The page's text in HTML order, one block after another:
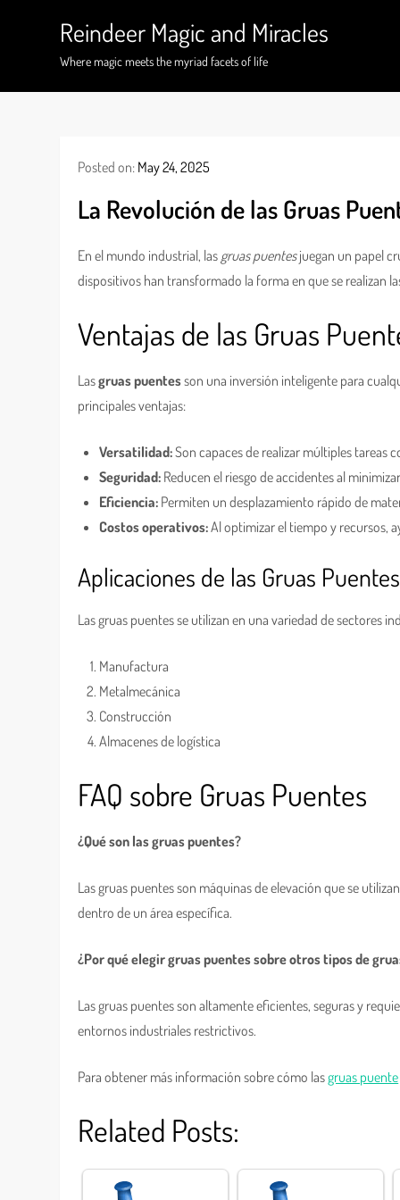
Reindeer Magic and Miracles
Where magic meets the myriad facets of life
Posted on: May 24, 2025
La Revolución de las Gruas
En el mundo industrial, las gruas puentesjuegan un papel
dispositivos han transformado la forma en que se realizan
Ventajas de las Gruas
Lasgruas puentesson una inversión inteligente para
principales ventajas:
Versatilidad:Son capaces de realizar múltiples tareas
Seguridad: Reducen el riesgo de accidentes al
Eficiencia: Permiten un desplazamiento rápido de
Costos operativos:Al optimizar el tiempo y recursos,
Aplicaciones de las Gruas Puentes
Las gruas puentes se utilizan en una variedad de sectores
Manufactura
Metalmecánica
Construcción
Almacenes de logística
FAQ sobre Gruas Puentes
¿Qué son las gruas puentes?
Las gruas puentes son máquinas de elevación que se
dentro de un área específica.
¿Por qué elegir gruas puentes sobre otros tipos de
Las gruas puentes son altamente eficientes, seguras y
entornos industriales restrictivos.
Para obtener más información sobre cómo lasgruas puente
Related Posts: